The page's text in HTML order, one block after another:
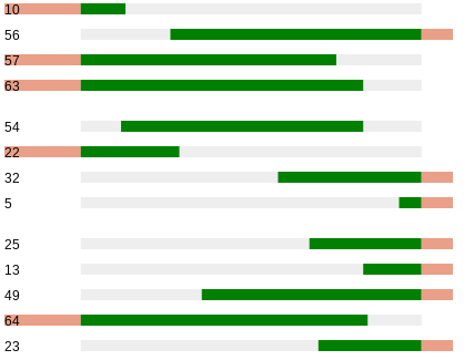
10
56
57
63
54
22
32
5
25
13
49
64
23